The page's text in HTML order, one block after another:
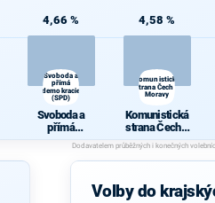
4,66 %
Svoboda a
přímá
demokracie
(SPD)
Svoboda a
přímá
demokracie
(SPD)
4,58 %
Komunistická
strana Čech a
Moravy
Komunistická
strana Čech a
Moravy
Volby do